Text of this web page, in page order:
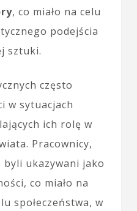
, co miało na celu
podejścia
sztuki.
często
w sytuacjach
ich rolę w
Pracownicy,
byli ukazywani jako
co miało na
społeczeństwa, w